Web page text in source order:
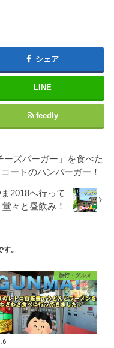
シェア
LINE
feedly
ーズバーガー」を食べた
ートのハンバーガー！
2018へ行って
々と昼飲み！
。
旅行・グルメ